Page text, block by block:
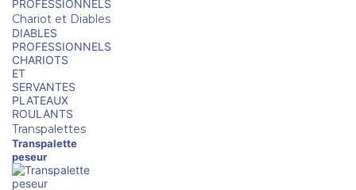
PROFESSIONNELS
Chariot et Diables
DIABLES
PROFESSIONNELS
CHARIOTS
ET
SERVANTES
PLATEAUX
ROULANTS
Transpalettes
Transpalette
peseur